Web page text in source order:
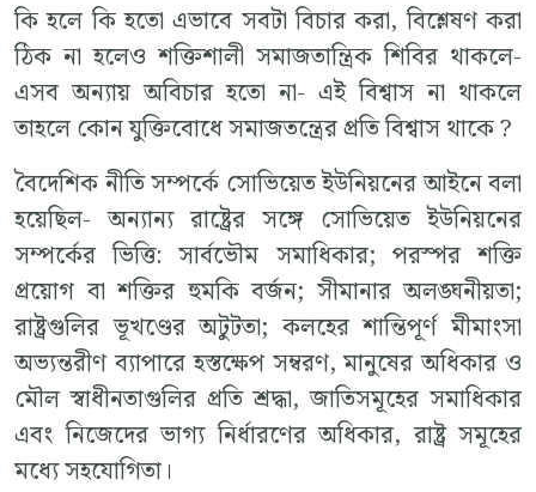
কি হলে কি হতো এভাবে সবটা বিচার করা, বিশ্লেষণ করা
ঠিক না হলেও শক্তিশালী সমাজতান্ত্রিক শিবির থাকলে-
এসব অন্যায় অবিচার হতো না- এই বিশ্বাস না থাকলে
তাহলে কোন যুক্তিবোধে সমাজতন্ত্রের প্রতি বিশ্বাস থাকে ?
বৈদেশিক নীতি সম্পর্কে সোভিয়েত ইউনিয়নের আইনে বলা
হয়েছিল- অন্যান্য রাষ্ট্রের সঙ্গে সোভিয়েত ইউনিয়নের
সম্পর্কের ভিত্তি: সার্বভৌম সমাধিকার; পরস্পর শক্তি
প্রয়োগ বা শক্তির হুমকি বর্জন; সীমানার অলঙ্ঘনীয়তা;
রাষ্ট্রগুলির ভূখণ্ডের অটুটতা; কলহের শান্তিপূর্ণ মীমাংসা
অভ্যন্তরীণ ব্যাপারে হস্তক্ষেপ সম্বরণ, মানুষের অধিকার ও
মৌল স্বাধীনতাগুলির প্রতি শ্রদ্ধা, জাতিসমূহের সমাধিকার
এবং নিজেদের ভাগ্য নির্ধারণের অধিকার, রাষ্ট্র সমূহের
মধ্যে সহযোগিতা।